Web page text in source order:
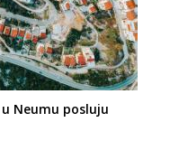
Neumu posluju